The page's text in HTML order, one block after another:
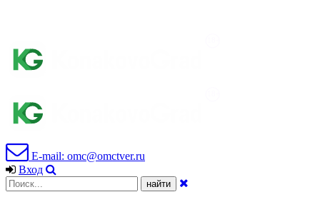
E-mail: omc@omctver.ru
Вход